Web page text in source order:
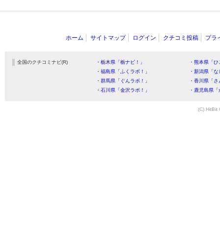
ホーム サイトマップ ログイン クチコミ投稿 プラ
全国のクチコミナビ(R) ・栃木県「栃ナビ！」
・熊本県「
・福島県「ふくラボ！」
・新潟県「
・群馬県「ぐんラボ！」
・香川県「
・石川県「金沢ラボ！」
・鹿児島県
(C) HitBit